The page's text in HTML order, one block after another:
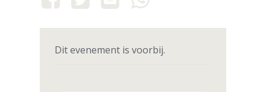
Dit evenement is voorbij.